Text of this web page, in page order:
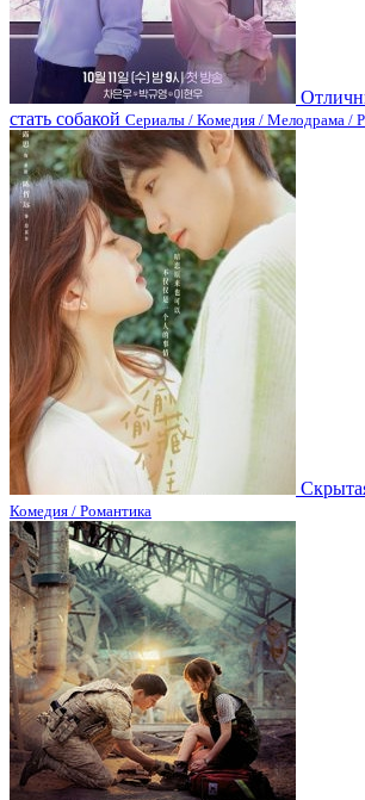
стать собакой Сериалы / Комедия / Мелодрама /
Комедия / Романтика